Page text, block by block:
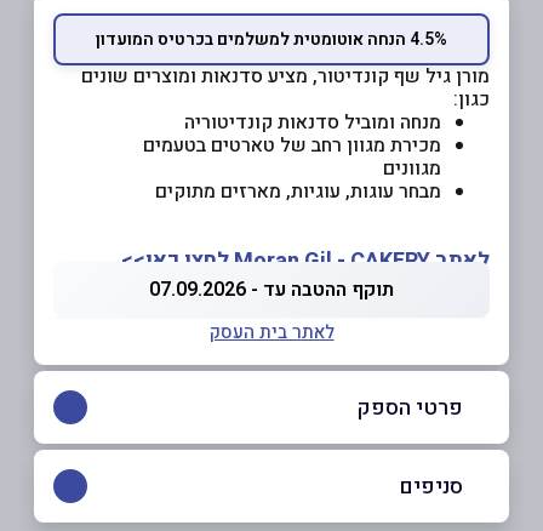
4.5% הנחה אוטומטית למשלמים בכרטיס המועדון
מורן גיל שף קונדיטור, מציע סדנאות ומוצרים שונים
כגון:
מנחה ומוביל סדנאות קונדיטוריה
מכירת מגוון רחב של טארטים בטעמים
מגוונים
מבחר עוגות, עוגיות, מארזים מתוקים
לאתר Moran Gil - CAKERY לחצו כאן>>
תוקף ההטבה עד - 07.09.2026
לאתר בית העסק
פרטי הספק
באתר
סניפים